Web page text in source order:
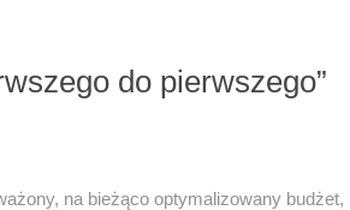
do pierwszego”
na bieżąco optymalizowany budżet,